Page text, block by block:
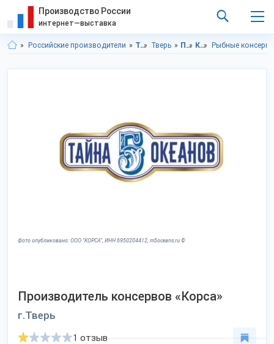
Производство России
интернет—выставка
Российские производители Тверская область Тверь Продукты питания Консервы Рыбные
Фото опубликовано: ООО "КОРСА", ИНН 6950204412, m5oceans.ru ©
Производитель консервов «Корса»
г.Тверь
1 отзыв